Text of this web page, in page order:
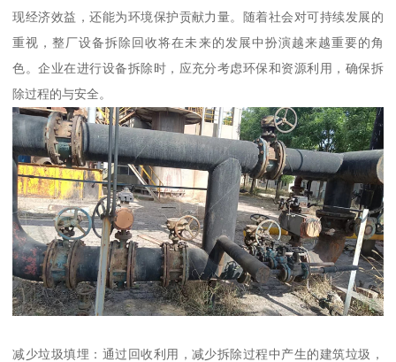
现经济效益，还能为环境保护贡献力量。随着社会对可持续发展的
重视，整厂设备拆除回收将在未来的发展中扮演越来越重要的角
色。企业在进行设备拆除时，应充分考虑环保和资源利用，确保拆
除过程的与安全。
减少垃圾填埋：通过回收利用，减少拆除过程中产生的建筑垃圾，